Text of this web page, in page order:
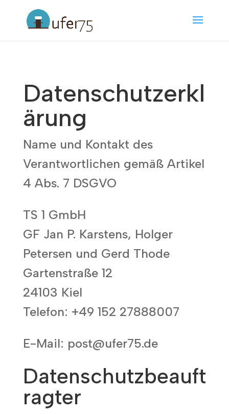
Datenschutzerkl
ärung
Name und Kontakt des
Verantwortlichen gemäß Artikel
4 Abs. 7 DSGVO
TS 1 GmbH
GF Jan P. Karstens, Holger
Petersen und Gerd Thode
Gartenstraße 12
24103 Kiel
Telefon: +49 152 27888007
E-Mail: post@ufer75.de
Datenschutzbeauft
ragter